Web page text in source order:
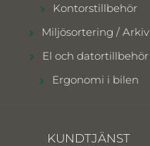
Kontorstillbehör
Miljösortering / Arkiv
El och datortillbehör
Ergonomi i bilen
KUNDTJÄNST